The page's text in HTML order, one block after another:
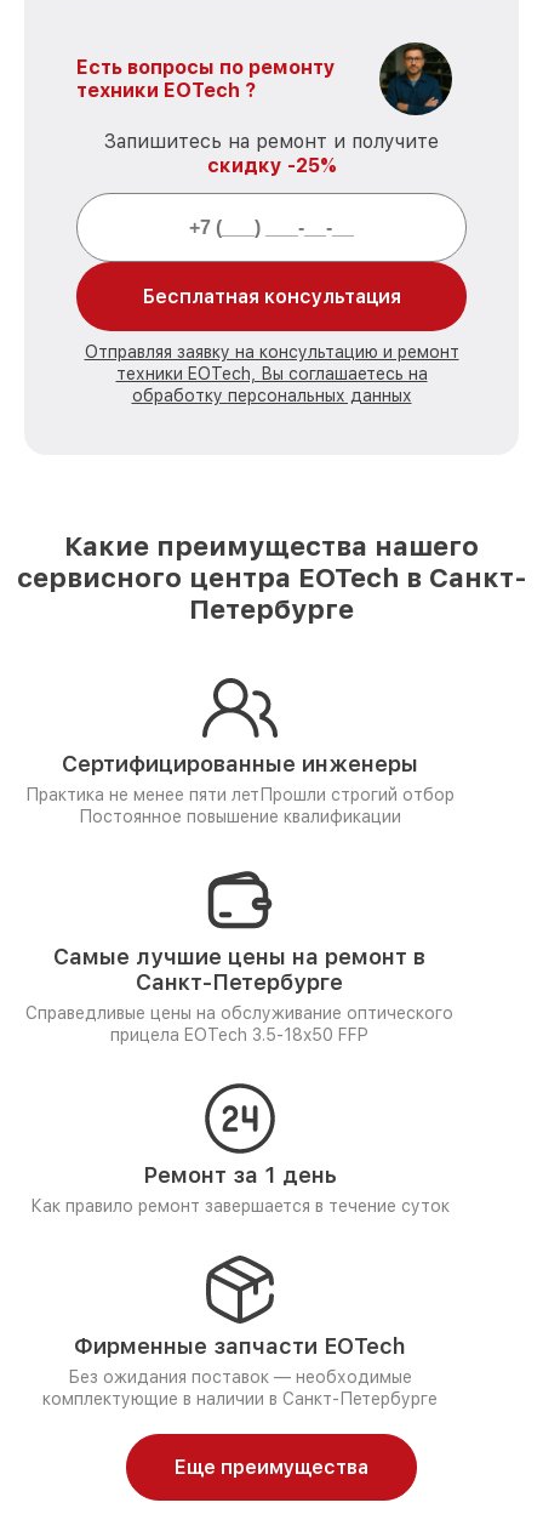
Есть вопросы по ремонту
техники EOTech ?
Запишитесь на ремонт и получите
скидку -25%
Бесплатная консультация
Отправляя заявку на консультацию и ремонт
техники EOTech, Вы соглашаетесь на
обработку персональных данных
Какие преимущества нашего
сервисного центра EOTech в Санкт-
Петербурге
Сертифицированные инженеры
Практика не менее пяти лет Прошли строгий отбор
Постоянное повышение квалификации
Самые лучшие цены на ремонт в
Санкт-Петербурге
Справедливые цены на обслуживание оптического
прицела EOTech 3.5-18x50 FFP
Ремонт за 1 день
Как правило ремонт завершается в течение суток
Фирменные запчасти EOTech
Без ожидания поставок — необходимые
комплектующие в наличии в Санкт-Петербурге
Еще преимущества